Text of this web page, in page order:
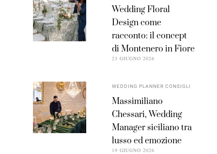
Wedding Floral
Design come
racconto: il concept
di Montenero in Fiore
23 GIUGNO 2026
WEDDING PLANNER CONSIGLI
Massimiliano
Chessari, Wedding
Manager siciliano tra
lusso ed emozione
19 GIUGNO 2026